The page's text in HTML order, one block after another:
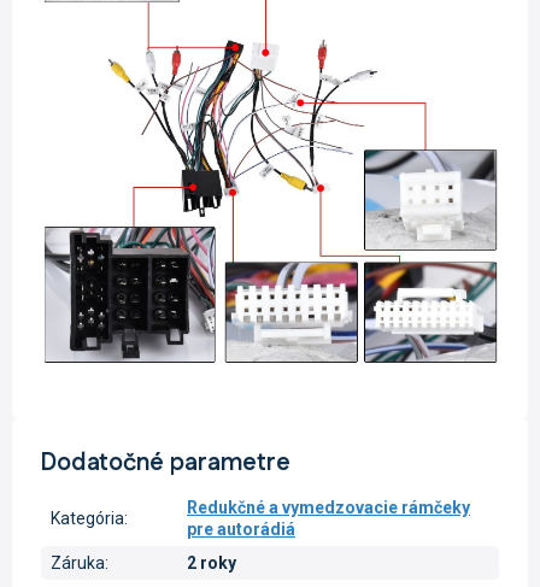
Dodatočné parametre
Kategória:
Redukčné a vymedzovacie rámčeky
pre autorádiá
Záruka:
2 roky